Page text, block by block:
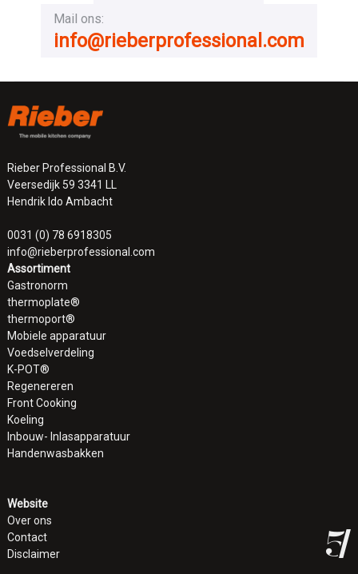
Mail ons:
info@rieberprofessional.com
Rieber Professional B.V.
Veersedijk 59 3341 LL
Hendrik Ido Ambacht
0031 (0) 78 6918305
info@rieberprofessional.com
Assortiment
Gastronorm
thermoplate®
thermoport®
Mobiele apparatuur
Voedselverdeling
K-POT®
Regenereren
Front Cooking
Koeling
Inbouw- Inlasapparatuur
Handenwasbakken
Website
Over ons
Contact
Disclaimer